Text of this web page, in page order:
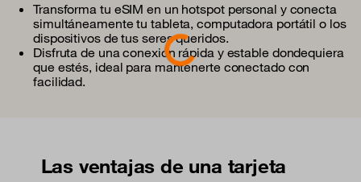
Transforma tu eSIM en un hotspot personal y conecta
simultáneamente tu tableta, computadora portátil o los
dispositivos de tus seres queridos.
Disfruta de una conexión rápida y estable dondequiera
que estés, ideal para mantenerte conectado con
facilidad.
Las ventajas de una tarjeta
Loading...